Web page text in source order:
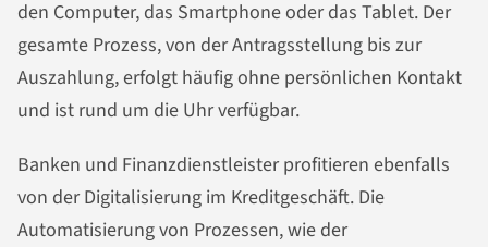
den Computer, das Smartphone oder das Tablet. Der
gesamte Prozess, von der Antragsstellung bis zur
Auszahlung, erfolgt häufig ohne persönlichen Kontakt
und ist rund um die Uhr verfügbar.
Banken und Finanzdienstleister profitieren ebenfalls
von der Digitalisierung im Kreditgeschäft. Die
Automatisierung von Prozessen, wie der